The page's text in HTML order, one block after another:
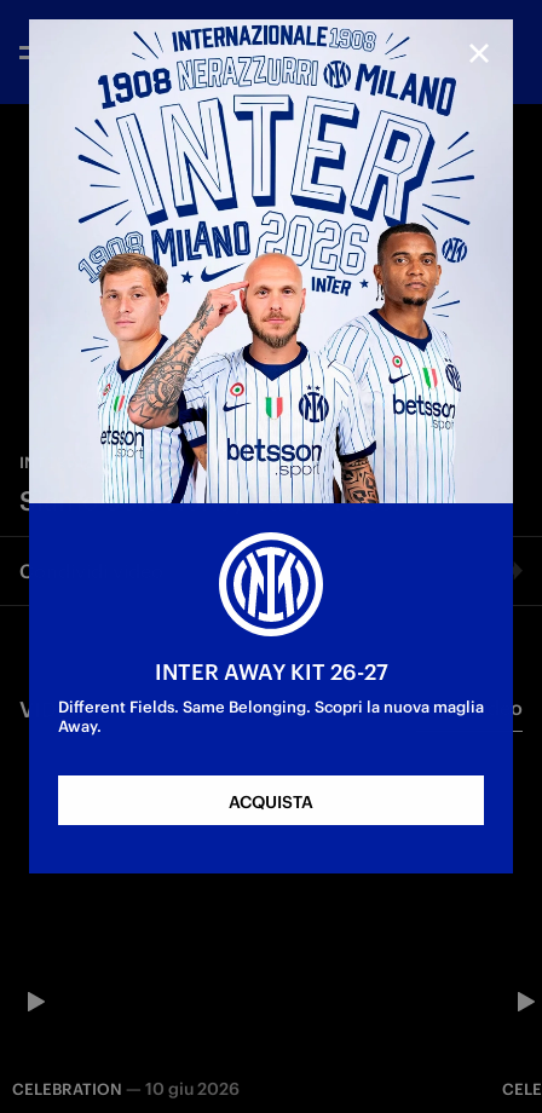
INTER MEDIA HOUSE—27 mag 2026
Siamo Solo Noi by Vasco Rossi
Condividi video
Twitter
Whatsapp
VIDEO CORRELATI Tutti i video
CELEBRATION — 10 giu 2026
INTER AWAY KIT 26-27
Different Fields. Same Belonging. Scopri la nuova maglia
Away.
ACQUISTA